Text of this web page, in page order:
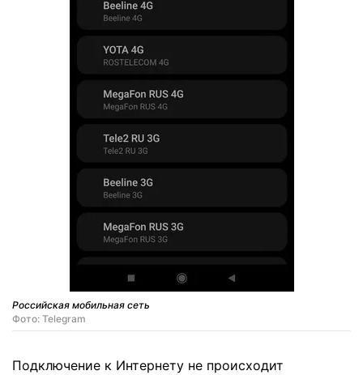
Российская мобильная сеть
Фото: Telegram
Подключение к Интернету не происходит